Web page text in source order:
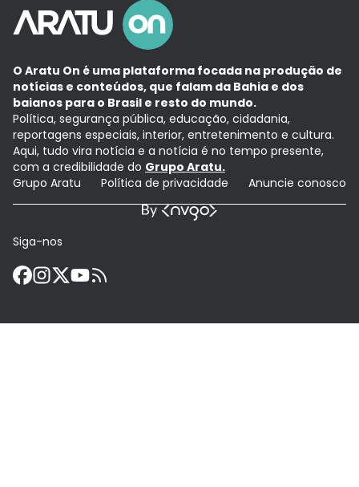
O Aratu On é uma plataforma focada na produção de
notícias e conteúdos, que falam da Bahia e dos
baianos para o Brasil e resto do mundo.
Política, segurança pública, educação, cidadania,
reportagens especiais, interior, entretenimento e cultura.
Aqui, tudo vira notícia e a notícia é no tempo presente,
com a credibilidade do Grupo Aratu.
Grupo Aratu
Política de privacidade Anuncie conosco
Siga-nos